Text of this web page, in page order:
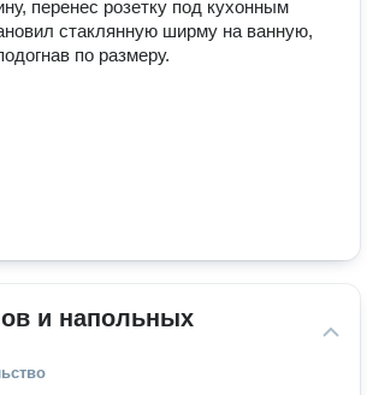
перенес розетку под кухонным
стаклянную ширму на ванную,
по размеру.
и напольных